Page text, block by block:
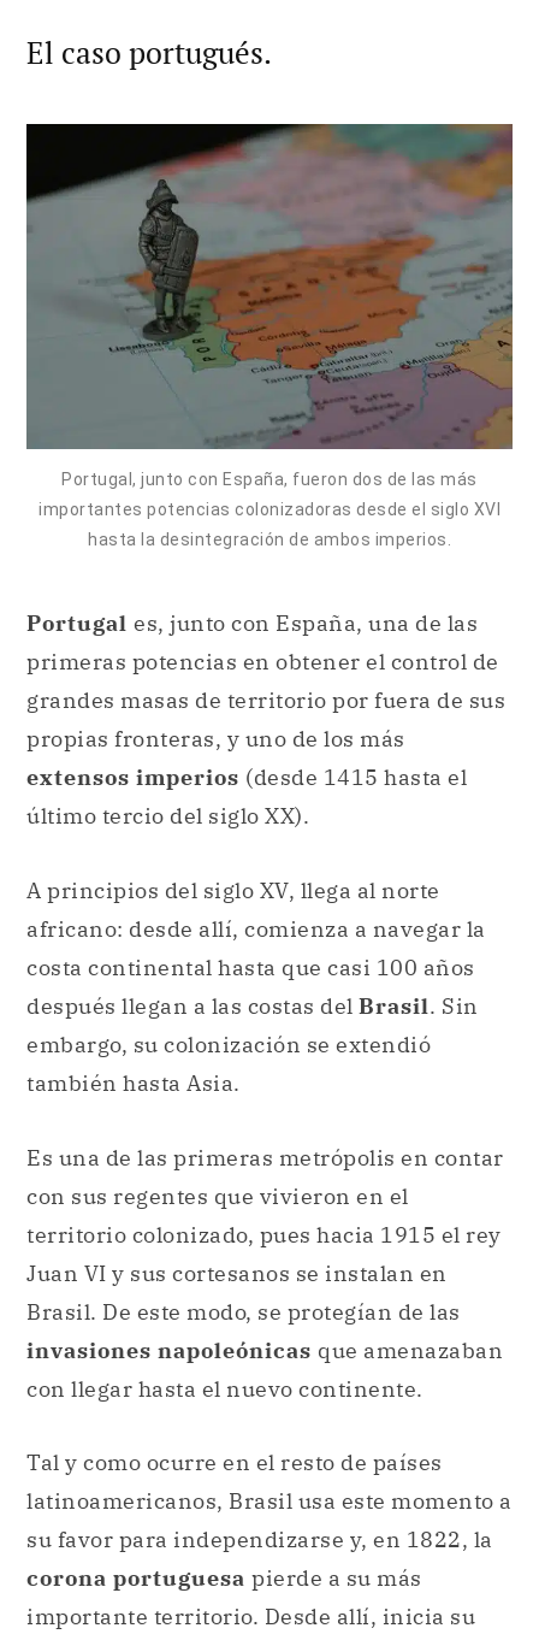
El caso portugués.
Portugal, junto con España, fueron dos de las más
importantes potencias colonizadoras desde el siglo XVI
hasta la desintegración de ambos imperios.
Portugal es, junto con España, una de las
primeras potencias en obtener el control de
grandes masas de territorio por fuera de sus
propias fronteras, y uno de los más
extensos imperios (desde 1415 hasta el
último tercio del siglo XX).
A principios del siglo XV, llega al norte
africano: desde allí, comienza a navegar la
costa continental hasta que casi 100 años
después llegan a las costas del Brasil. Sin
embargo, su colonización se extendió
también hasta Asia.
Es una de las primeras metrópolis en contar
con sus regentes que vivieron en el
territorio colonizado, pues hacia 1915 el rey
Juan VI y sus cortesanos se instalan en
Brasil. De este modo, se protegían de las
invasiones napoleónicas que amenazaban
con llegar hasta el nuevo continente.
Tal y como ocurre en el resto de países
latinoamericanos, Brasil usa este momento a
su favor para independizarse y, en 1822, la
corona portuguesa pierde a su más
importante territorio. Desde allí, inicia su